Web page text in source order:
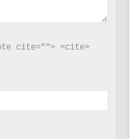
cite=""> <cite>